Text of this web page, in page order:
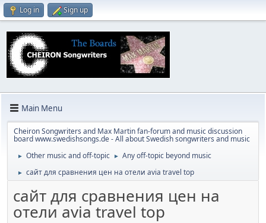
Log in Sign up
Main Menu
Cheiron Songwriters and Max Martin fan-forum and music discussion
board www.swedishsongs.de - All about Swedish songwriters and music
► Other music and off-topic ► Any off-topic beyond music
► сайт для сравнения цен на отели avia travel top
сайт для сравнения цен на
отели avia travel top